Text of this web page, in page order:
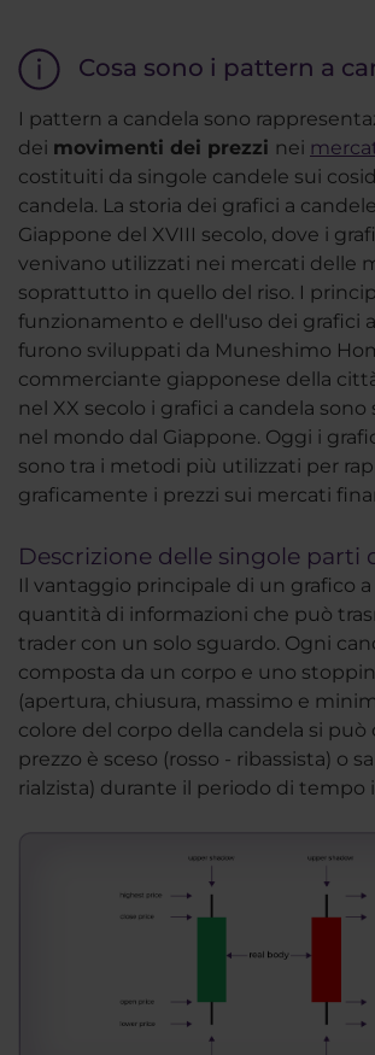
Cosa sono i pattern a
I pattern a candela sono
dei movimenti dei prezzi nei
costituiti da singole candele sui
candela. La storia dei grafici a
Giappone del XVIII secolo, dove i
venivano utilizzati nei mercati delle
soprattutto in quello del riso. I
funzionamento e dell'uso dei grafici
furono sviluppati da Muneshimo
commerciante giapponese della
nel XX secolo i grafici a candela
nel mondo dal Giappone. Oggi i
sono tra i metodi più utilizzati per
graficamente i prezzi sui mercati
Descrizione delle singole parti
Il vantaggio principale di un grafico a
quantità di informazioni che può
trader con un solo sguardo. Ogni
composta da un corpo e uno
(apertura, chiusura, massimo e
colore del corpo della candela si può
prezzo è sceso (rosso - ribassista) o
rialzista) durante il periodo di tempo